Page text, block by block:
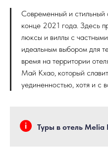
Современный и стильный
конце 2021 года. Здесь
люксы и виллы с
идеальным выбором для
время на территории
Май Кхао, который
уединенностью, хотя и с
Туры в отель